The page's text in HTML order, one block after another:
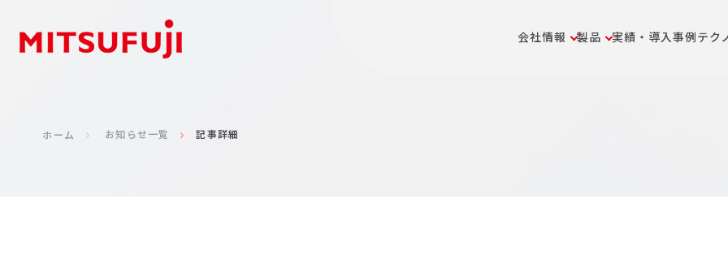
会社情報 製品 実績・導入事例テク
ホーム お知らせ一覧 記事詳細